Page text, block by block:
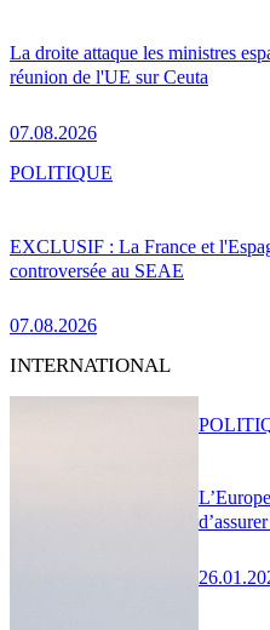
La droite attaque les ministres
réunion de l'UE sur Ceuta
07.08.2026
EXCLUSIF : La France et
controversée au SEAE
07.08.2026
POLITIQUE
INTERNATIONAL